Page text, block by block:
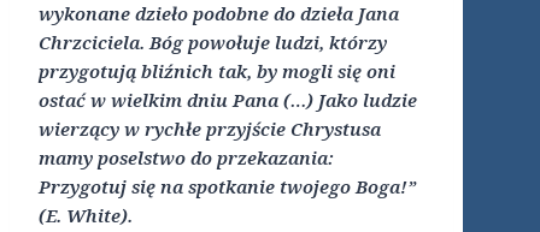
wykonane dzieło podobne do dzieła Jana
Chrzciciela. Bóg powołuje ludzi, którzy
przygotują bliźnich tak, by mogli się oni
ostać w wielkim dniu Pana (…) Jako ludzie
wierzący w rychłe przyjście Chrystusa
mamy poselstwo do przekazania:
Przygotuj się na spotkanie twojego Boga!”
(E. White).